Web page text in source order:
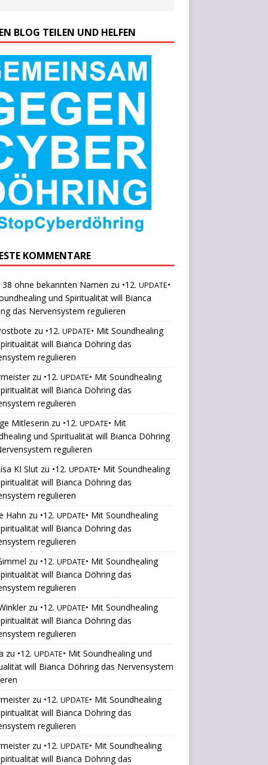
BLOG TEILEN UND HELFEN
KOMMENTARE
ohne bekannten Namen zu •12. UPDATE•
und Spiritualität will Bianca
das Nervensystem regulieren
zu •12. UPDATE• Mit Soundhealing
will Bianca Döhring das
regulieren
zu •12. UPDATE• Mit Soundhealing
will Bianca Döhring das
regulieren
Mitleserin zu •12. UPDATE• Mit
und Spiritualität will Bianca Döhring
regulieren
KI Slutzu •12. UPDATE• Mit Soundhealing
will Bianca Döhring das
regulieren
Hahn zu •12. UPDATE• Mit Soundhealing
will Bianca Döhring das
regulieren
zu •12. UPDATE• Mit Soundhealing
will Bianca Döhring das
regulieren
zu •12. UPDATE• Mit Soundhealing
will Bianca Döhring das
regulieren
zu •12. UPDATE• Mit Soundhealing und
will Bianca Döhring das Nervensystem
zu •12. UPDATE• Mit Soundhealing
will Bianca Döhring das
regulieren
zu •12. UPDATE• Mit Soundhealing
will Bianca Döhring das